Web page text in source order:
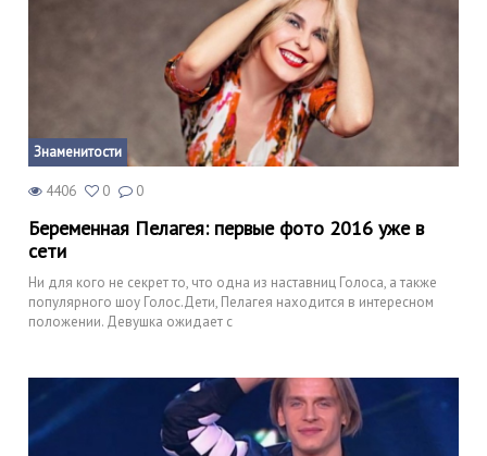
Знаменитости
4406 0 0
Беременная Пелагея: первые фото 2016 уже в
сети
Ни для кого не секрет то, что одна из наставниц Голоса, а также
популярного шоу Голос.Дети, Пелагея находится в интересном
положении. Девушка ожидает с